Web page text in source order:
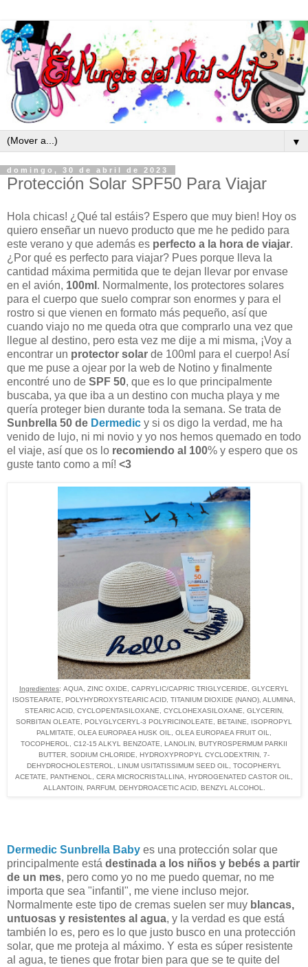
▼
domingo, 30 de abril de 2023
Protección Solar SPF50 Para Viajar
Hola chicas! ¿Qué tal estáis? Espero que muy bien! Hoy os
quiero enseñar un nuevo producto que me he pedido para
este verano y que además es perfecto a la hora de viajar.
¿Por qué es perfecto para viajar? Pues porque lleva la
cantidad máxima permitida que te dejan llevar por envase
en el avión, 100ml . Normalmente, los protectores solares
para el cuerpo que suelo comprar son enormes y para el
rostro si que vienen en formato más pequeño, así que
cuando viajo no me queda otra que comprarlo una vez que
llegue al destino, pero esta vez me dije a mi misma, ¡Voy a
encontrar un protector solar de 100ml para el cuerpo! Así
que me puse a ojear por la web de Notino y finalmente
encontré uno de SPF 50, que es lo que principalmente
buscaba, ya que iba a un destino con mucha playa y me
quería proteger bien durante toda la semana. Se trata de
Sunbrella 50 de Dermedic y si os digo la verdad, me ha
venido de lujo, ni mi novio y yo nos hemos quemado en todo
el viaje, así que os lo recomiendo al 100% y espero que os
guste tanto como a mí! <3
Ingredientes: AQUA, ZINC OXIDE, CAPRYLIC/CAPRIC TRIGLYCERIDE, GLYCERYL
ISOSTEARATE, POLYHYDROXYSTEARIC ACID, TITANIUM DIOXIDE (NANO), ALUMINA,
STEARIC ACID, CYCLOPENTASILOXANE, CYCLOHEXASILOXANE, GLYCERIN,
SORBITAN OLEATE, POLYGLYCERYL-3 POLYRICINOLEATE, BETAINE, ISOPROPYL
PALMITATE, OLEA EUROPAEA HUSK OIL, OLEA EUROPAEA FRUIT OIL,
TOCOPHEROL, C12-15 ALKYL BENZOATE, LANOLIN, BUTYROSPERMUM PARKII
BUTTER, SODIUM CHLORIDE, HYDROXYPROPYL CYCLODEXTRIN, 7-
DEHYDROCHOLESTEROL, LINUM USITATISSIMUM SEED OIL, TOCOPHERYL
ACETATE, PANTHENOL, CERA MICROCRISTALLINA, HYDROGENATED CASTOR OIL,
ALLANTOIN, PARFUM, DEHYDROACETIC ACID, BENZYL ALCOHOL.
Dermedic Sunbrella Baby es una protección solar que
principalmente está destinada a los niños y bebés a partir
de un mes, pero como yo no me puedo quemar, no me
importa que sea "infantil", me viene incluso mejor.
Normalmente este tipo de cremas suelen ser muy blancas,
untuosas y resistentes al agua, y la verdad es que está
también lo es, pero es lo que justo busco en una protección
solar, que me proteja al máximo. Y esta es súper resistente
al agua, te tienes que frotar bien para que se te quite del